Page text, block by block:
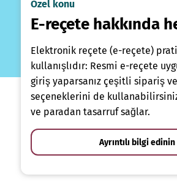
Özel konu
E-reçete hakkında
Elektronik reçete (e-reçete)
kullanışlıdır: Resmi e-reçete
giriş yaparsanız çeşitli sipariş
seçeneklerini de
ve paradan tasarruf sağlar.
Ayrıntılı bilgi edinin